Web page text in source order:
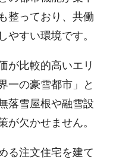
整っており、共働
やすい環境です。
が比較的高いエリ
一の豪雪都市」と
落雪屋根や融雪設
が欠かせません。
る注文住宅を建て